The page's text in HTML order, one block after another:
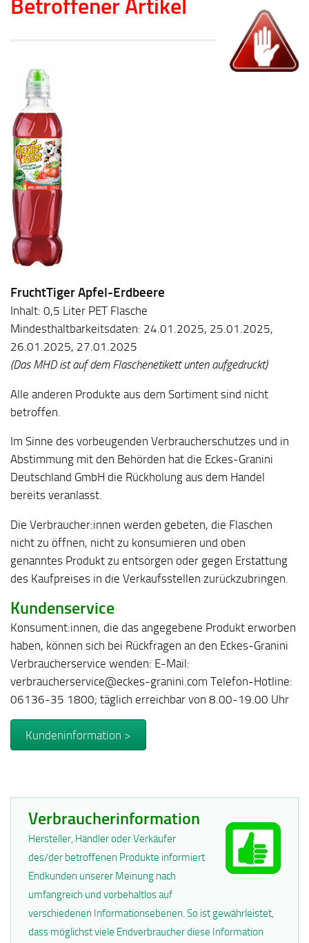
Betroffener Artikel
FruchtTiger Apfel-Erdbeere
Inhalt: 0,5 Liter PET Flasche
Mindesthaltbarkeitsdaten: 24.01.2025, 25.01.2025,
26.01.2025, 27.01.2025
(Das MHD ist auf dem Flaschenetikett unten aufgedruckt)
Alle anderen Produkte aus dem Sortiment sind nicht
betroffen.
Im Sinne des vorbeugenden Verbraucherschutzes und in
Abstimmung mit den Behörden hat die Eckes-Granini
Deutschland GmbH die Rückholung aus dem Handel
bereits veranlasst.
Die Verbraucher:innen werden gebeten, die Flaschen
nicht zu öffnen, nicht zu konsumieren und oben
genanntes Produkt zu entsorgen oder gegen Erstattung
des Kaufpreises in die Verkaufsstellen zurückzubringen.
Kundenservice
Konsument:innen, die das angegebene Produkt erworben
haben, können sich bei Rückfragen an den Eckes-Granini
Verbraucherservice wenden: E-Mail:
verbraucherservice@eckes-granini.com Telefon-Hotline:
06136-35 1800; täglich erreichbar von 8.00-19.00 Uhr
Kundeninformation >
Verbraucherinformation
Hersteller, Händler oder Verkäufer
des/der betroffenen Produkte informiert
Endkunden unserer Meinung nach
umfangreich und vorbehaltlos auf
verschiedenen Informationsebenen. So ist gewährleistet,
dass möglichst viele Endverbraucher diese Information